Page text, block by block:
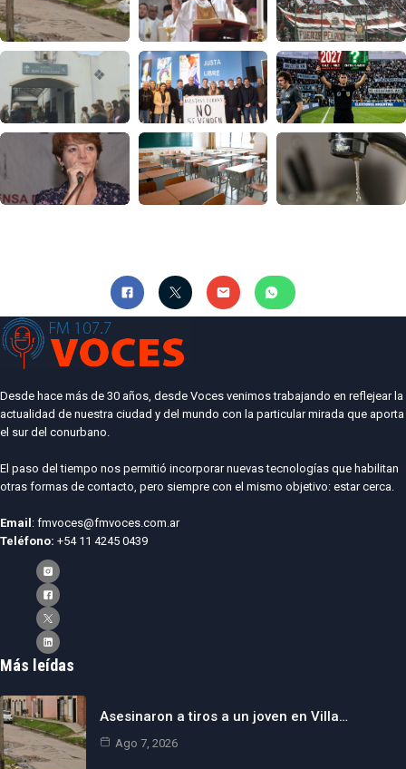
Desde hace más de 30 años, desde Voces venimos trabajando en reflejear la
actualidad de nuestra ciudad y del mundo con la particular mirada que aporta
el sur del conurbano.
El paso del tiempo nos permitió incorporar nuevas tecnologías que habilitan
otras formas de contacto, pero siempre con el mismo objetivo: estar cerca.
Email : fmvoces@fmvoces.com.ar
Teléfono: +54 11 4245 0439
Más leídas
Asesinaron a tiros a un joven en Villa…
Ago 7, 2026